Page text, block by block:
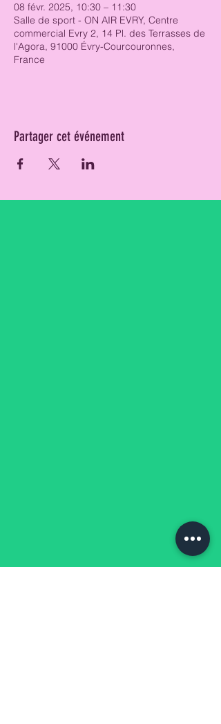
08 févr. 2025, 10:30 – 11:30
Salle de sport - ON AIR EVRY, Centre
commercial Evry 2, 14 Pl. des Terrasses de
l'Agora, 91000 Évry-Courcouronnes,
France
Partager cet événement